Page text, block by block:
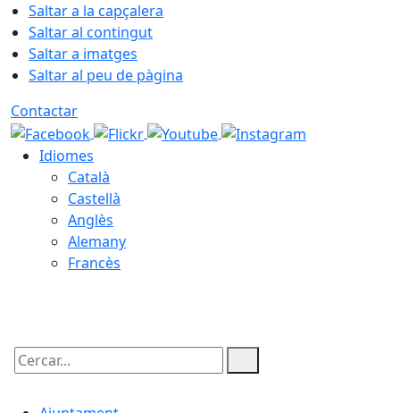
Saltar a la capçalera
Saltar al contingut
Saltar a imatges
Saltar al peu de pàgina
Contactar
Idiomes
Català
Castellà
Anglès
Alemany
Francès
Cercar: